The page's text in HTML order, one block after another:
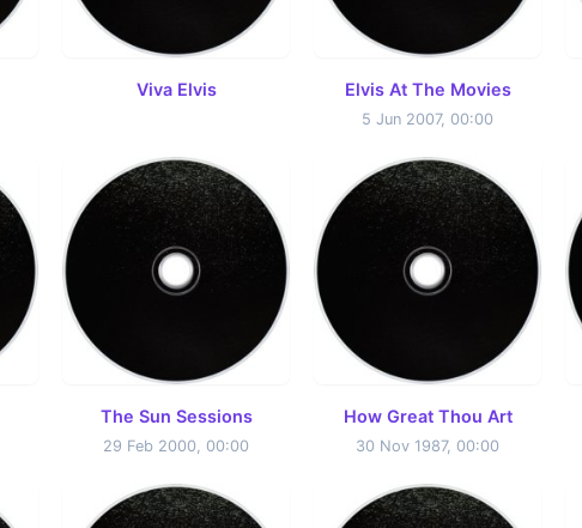
Viva Elvis Elvis At The Movies
5 Jun 2007, 00:00
The Sun Sessions
29 Feb 2000, 00:00
How Great Thou Art
30 Nov 1987, 00:00